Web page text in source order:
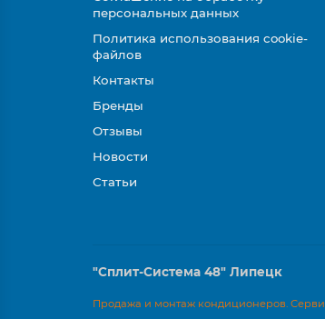
персональных данных
Политика использования cookie-
файлов
Контакты
Бренды
Отзывы
Новости
Статьи
"Сплит-Система 48" Липецк
Продажа и монтаж кондиционеров.